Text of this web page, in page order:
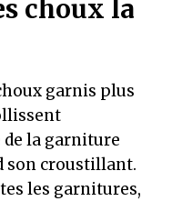
choux la
garnis plus
la garniture
son croustillant.
les garnitures,